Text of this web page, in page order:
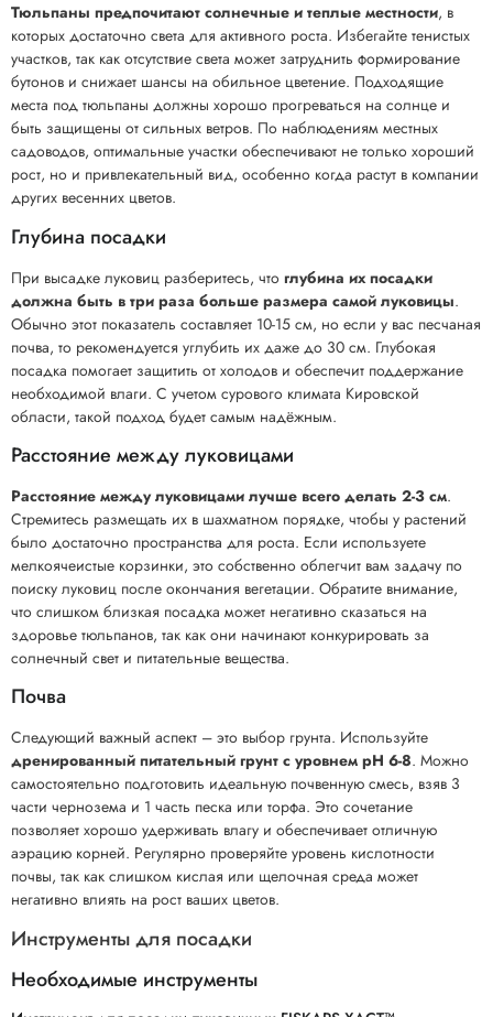
Тюльпаны предпочитают солнечные и теплые местности, в
которых достаточно света для активного роста. Избегайте тенистых
участков, так как отсутствие света может затруднить формирование
бутонов и снижает шансы на обильное цветение. Подходящие
места под тюльпаны должны хорошо прогреваться на солнце и
быть защищены от сильных ветров. По наблюдениям местных
садоводов, оптимальные участки обеспечивают не только хороший
рост, но и привлекательный вид, особенно когда растут в компании
других весенних цветов.
Глубина посадки
При высадке луковиц разберитесь, что глубина их посадки
должна быть в три раза больше размера самой луковицы.
Обычно этот показатель составляет 10-15 см, но если у вас песчаная
почва, то рекомендуется углубить их даже до 30 см. Глубокая
посадка помогает защитить от холодов и обеспечит поддержание
необходимой влаги. С учетом сурового климата Кировской
области, такой подход будет самым надёжным.
Расстояние между луковицами
Расстояние между луковицами лучше всего делать 2-3 см.
Стремитесь размещать их в шахматном порядке, чтобы у растений
было достаточно пространства для роста. Если используете
мелкоячеистые корзинки, это собственно облегчит вам задачу по
поиску луковиц после окончания вегетации. Обратите внимание,
что слишком близкая посадка может негативно сказаться на
здоровье тюльпанов, так как они начинают конкурировать за
солнечный свет и питательные вещества.
Почва
Следующий важный аспект – это выбор грунта. Используйте
дренированный питательный грунт с уровнем pH 6-8. Можно
самостоятельно подготовить идеальную почвенную смесь, взяв 3
части чернозема и 1 часть песка или торфа. Это сочетание
позволяет хорошо удерживать влагу и обеспечивает отличную
аэрацию корней. Регулярно проверяйте уровень кислотности
почвы, так как слишком кислая или щелочная среда может
негативно влиять на рост ваших цветов.
Инструменты для посадки
Необходимые инструменты